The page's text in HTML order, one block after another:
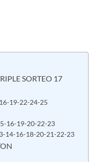
SORTEO 17
19-22-24-25
16-19-20-22-23
14-16-18-20-21-22-23